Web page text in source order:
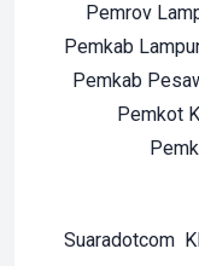
Pemrov
Pemkab
Pemkab
Pemkot
Suaradotcom